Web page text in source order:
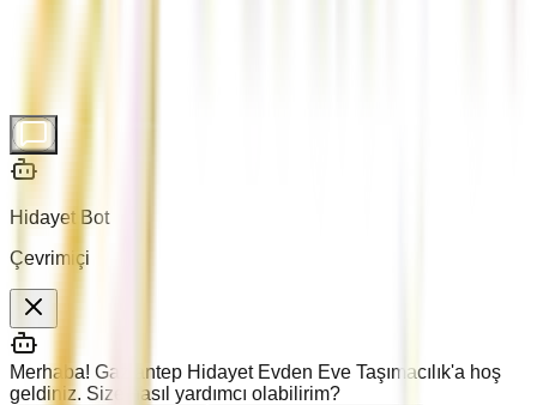
Hidayet Bot
Çevrimiçi
Merhaba! Gaziantep Hidayet Evden Eve Taşımacılık'a hoş
geldiniz. Size nasıl yardımcı olabilirim?